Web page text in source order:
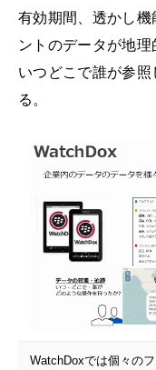
有効期間、透かし機
ントのデータが地理
いつどこで誰が参
る。
WatchDoxでは個々の